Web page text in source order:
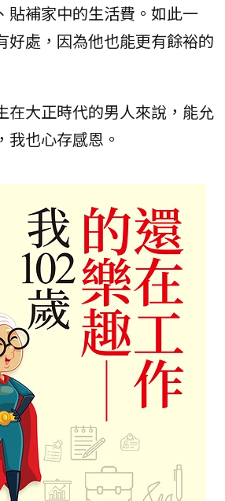
貼補家中的生活費。如此一
好處，因為他也能更有餘裕的
在大正時代的男人來說，能允
我也心存感恩。